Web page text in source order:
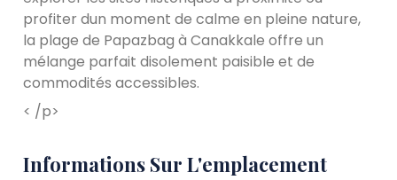
profiter dun moment de calme en pleine nature,
la plage de Papazbag à Canakkale offre un
mélange parfait disolement paisible et de
commodités accessibles.
< /p>
Informations Sur L'emplacement